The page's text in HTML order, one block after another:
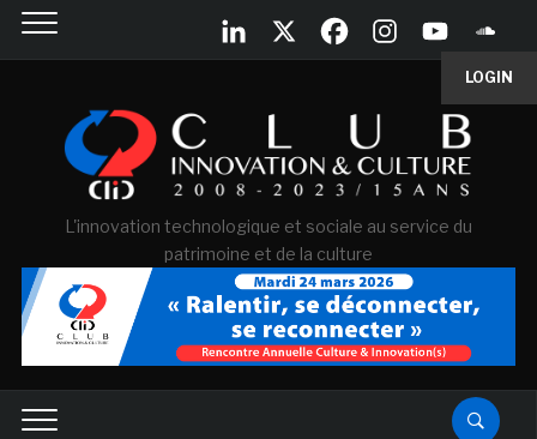
LOGIN
L'innovation technologique et sociale au service du
patrimoine et de la culture